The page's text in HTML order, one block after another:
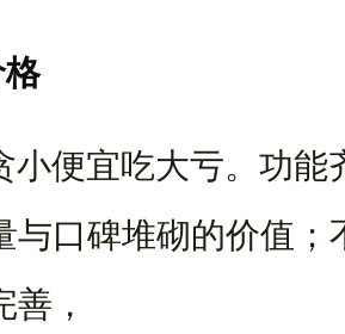
便宜吃大亏。功能
与口碑堆砌的价值
，